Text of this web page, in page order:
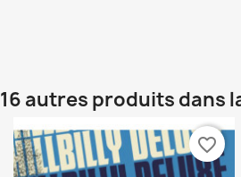
16 autres produits dans
favorite_border